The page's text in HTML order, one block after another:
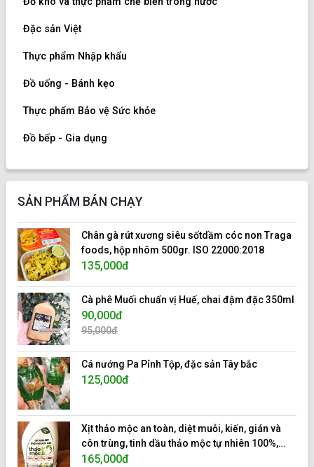
Đặc sản Việt
Thực phẩm Nhập khẩu
Đồ uống - Bánh kẹo
Thực phẩm Bảo vệ Sức khỏe
Đồ bếp - Gia dụng
SẢN PHẨM BÁN CHẠY
Chân gà rút xương siêu sốtdầm cóc non Traga
foods, hộp nhôm 500gr. ISO 22000:2018
135,000đ
Cà phê Muối chuẩn vị Huế, chai đậm đặc 350ml
90,000đ
95,000đ
Cá nướng Pa Pỉnh Tộp, đặc sản Tây bắc
125,000đ
Xịt thảo mộc an toàn, diệt muỗi, kiến, gián và
côn trùng, tinh dầu thảo mộc tự nhiên 100%,
hiệu 10s.
165,000đ